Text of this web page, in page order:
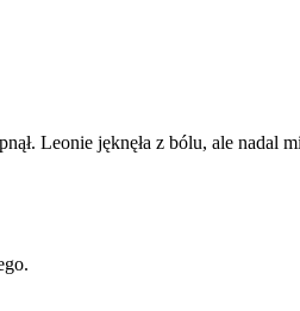
Leonie jęknęła z bólu, ale nadal